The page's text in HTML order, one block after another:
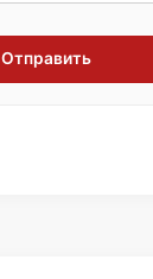
Отправить